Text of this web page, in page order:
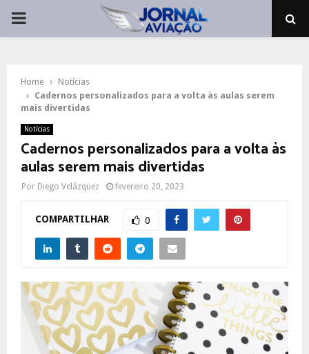
PRIMARY
Home
Notícias
Cadernos personalizados para a volta às aulas serem
mais divertidas
Notícias
Cadernos personalizados para a volta às
aulas serem mais divertidas
Por Diego Velázquez fevereiro 20, 2023
COMPARTILHAR 0